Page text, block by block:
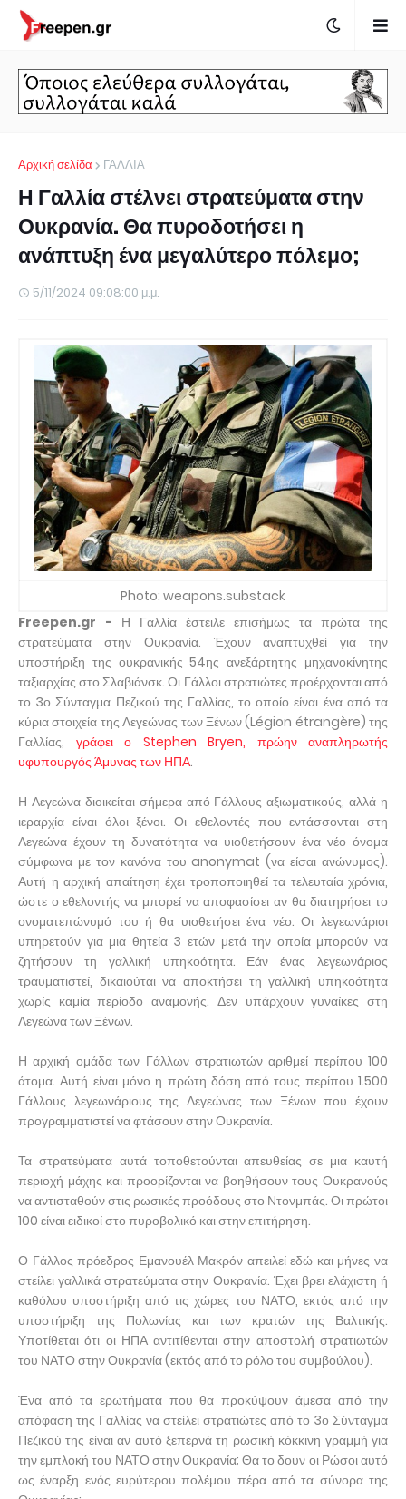
Αρχική σελίδα ΓΑΛΛΙΑ
Η Γαλλία στέλνει στρατεύματα στην
Ουκρανία. Θα πυροδοτήσει η
ανάπτυξη ένα μεγαλύτερο πόλεμο;
5/11/2024 09:08:00 μ.μ.
Photo: weapons.substack
Freepen.gr - Η Γαλλία έστειλε επισήμως τα πρώτα της
στρατεύματα στην Ουκρανία. Έχουν αναπτυχθεί για την
υποστήριξη της ουκρανικής 54ης ανεξάρτητης μηχανοκίνητης
ταξιαρχίας στο Σλαβιάνσκ. Οι Γάλλοι στρατιώτες προέρχονται από
το 3ο Σύνταγμα Πεζικού της Γαλλίας, το οποίο είναι ένα από τα
κύρια στοιχεία της Λεγεώνας των Ξένων (Légion étrangère) της
Γαλλίας, γράφει ο Stephen Bryen, πρώην αναπληρωτής
υφυπουργός Άμυνας των ΗΠΑ.
Η Λεγεώνα διοικείται σήμερα από Γάλλους αξιωματικούς, αλλά η
ιεραρχία είναι όλοι ξένοι. Οι εθελοντές που εντάσσονται στη
Λεγεώνα έχουν τη δυνατότητα να υιοθετήσουν ένα νέο όνομα
σύμφωνα με τον κανόνα του anonymat (να είσαι ανώνυμος).
Αυτή η αρχική απαίτηση έχει τροποποιηθεί τα τελευταία χρόνια,
ώστε ο εθελοντής να μπορεί να αποφασίσει αν θα διατηρήσει το
ονοματεπώνυμό του ή θα υιοθετήσει ένα νέο. Οι λεγεωνάριοι
υπηρετούν για μια θητεία 3 ετών μετά την οποία μπορούν να
ζητήσουν τη γαλλική υπηκοότητα. Εάν ένας λεγεωνάριος
τραυματιστεί, δικαιούται να αποκτήσει τη γαλλική υπηκοότητα
χωρίς καμία περίοδο αναμονής. Δεν υπάρχουν γυναίκες στη
Λεγεώνα των Ξένων.
Η αρχική ομάδα των Γάλλων στρατιωτών αριθμεί περίπου 100
άτομα. Αυτή είναι μόνο η πρώτη δόση από τους περίπου 1.500
Γάλλους λεγεωνάριους της Λεγεώνας των Ξένων που έχουν
προγραμματιστεί να φτάσουν στην Ουκρανία.
Τα στρατεύματα αυτά τοποθετούνται απευθείας σε μια καυτή
περιοχή μάχης και προορίζονται να βοηθήσουν τους Ουκρανούς
να αντισταθούν στις ρωσικές προόδους στο Ντονμπάς. Οι πρώτοι
100 είναι ειδικοί στο πυροβολικό και στην επιτήρηση.
Ο Γάλλος πρόεδρος Εμανουέλ Μακρόν απειλεί εδώ και μήνες να
στείλει γαλλικά στρατεύματα στην Ουκρανία. Έχει βρει ελάχιστη ή
καθόλου υποστήριξη από τις χώρες του ΝΑΤΟ, εκτός από την
υποστήριξη της Πολωνίας και των κρατών της Βαλτικής.
Υποτίθεται ότι οι ΗΠΑ αντιτίθενται στην αποστολή στρατιωτών
του ΝΑΤΟ στην Ουκρανία (εκτός από το ρόλο του συμβούλου).
Ένα από τα ερωτήματα που θα προκύψουν άμεσα από την
απόφαση της Γαλλίας να στείλει στρατιώτες από το 3ο Σύνταγμα
Πεζικού της είναι αν αυτό ξεπερνά τη ρωσική κόκκινη γραμμή για
την εμπλοκή του ΝΑΤΟ στην Ουκρανία; Θα το δουν οι Ρώσοι αυτό
ως έναρξη ενός ευρύτερου πολέμου πέρα από τα σύνορα της